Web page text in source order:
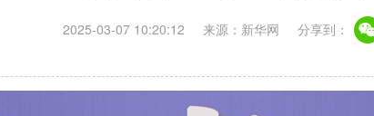
2025-03-07 10:20:12 来源：新华网 分享到：